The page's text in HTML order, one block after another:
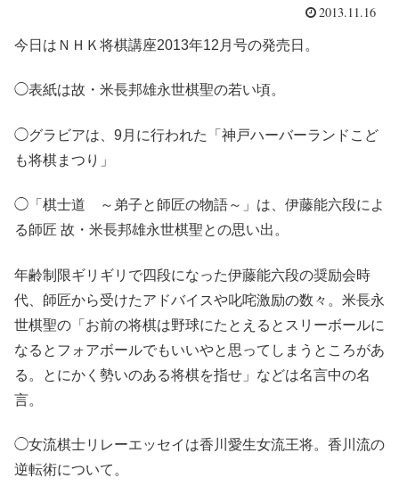
2013.11.16
今日はＮＨＫ将棋講座2013年12月号の発売日。
◯表紙は故・米長邦雄永世棋聖の若い頃。
◯グラビアは、9月に行われた「神戸ハーバーランドこど
も将棋まつり」
◯「棋士道 ～弟子と師匠の物語～」は、伊藤能六段によ
る師匠 故・米長邦雄永世棋聖との思い出。
年齢制限ギリギリで四段になった伊藤能六段の奨励会時
代、師匠から受けたアドバイスや叱咤激励の数々。米長永
世棋聖の「お前の将棋は野球にたとえるとスリーボールに
なるとフォアボールでもいいやと思ってしまうところがあ
る。とにかく勢いのある将棋を指せ」などは名言中の名
言。
◯女流棋士リレーエッセイは香川愛生女流王将。香川流の
逆転術について。